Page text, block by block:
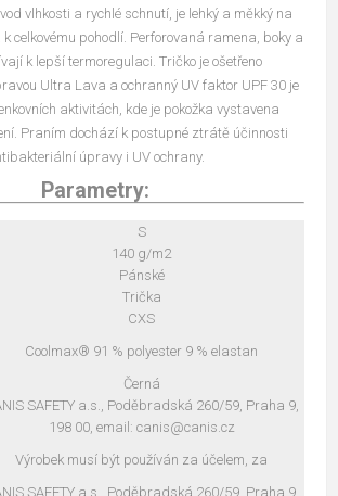
vlhkosti a rychlé schnutí, je lehký a měkký na
celkovému pohodlí. Perforovaná ramena, boky a
k lepší termoregulaci. Tričko je ošetřeno
Ultra Lava a ochranný UV faktor UPF 30 je
aktivitách, kde je pokožka vystavena
Praním dochází k postupné ztrátě účinnosti
úpravy i UV ochrany.
Parametry:
S
140 g/m2
Pánské
Trička
CXS
Coolmax® 91 % polyester 9 % elastan
Černá
SAFETY a.s., Poděbradská 260/59, Praha 9,
198 00, email: canis@canis.cz
Výrobek musí být používán za účelem, za
SAFETY a.s., Poděbradská 260/59, Praha 9,